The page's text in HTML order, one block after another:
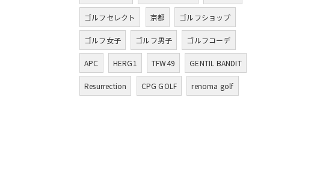
ゴルフセレクト 京都 ゴルフショップ
ゴルフ女子 ゴルフ男子 ゴルフコーデ
APC HERG1 TFW49 GENTIL BANDIT
Resurrection CPG GOLF renoma golf